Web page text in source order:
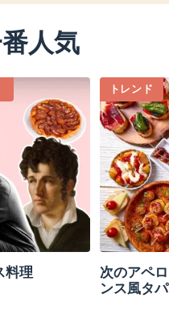
人気
料理
トレンド
次のアペ
ンス風タ